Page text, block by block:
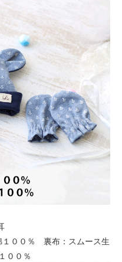
００％ 裏布：スムース生
０％